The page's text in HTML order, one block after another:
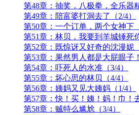
第48章：抽奖，八极拳，全乐器
第49章：陪富婆打洞去了（2/4）
第50章：一个订单，两个女神下
第51章：林贝，我要到羊城锤死
第52章：既惊讶又好奇的沈漫妮
第53章：果然男人都是大屁眼子
第54章：吓死人的水准（3/4）
第55章：坏心思的林贝（4/4）
第56章：姨妈又见大姨妈（1/4）
第57章：快！买！姨！妈！巾！
第58章：贼特么尴尬（3/4）